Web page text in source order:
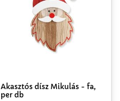
Akasztós dísz Mikulás - fa,
per db